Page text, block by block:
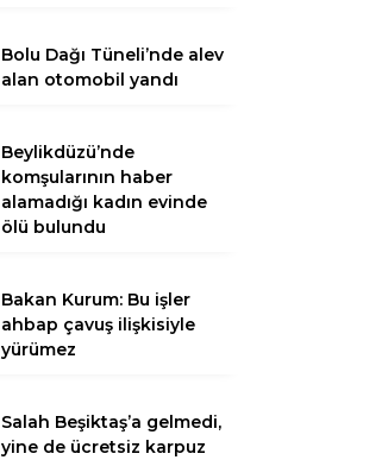
Bolu Dağı Tüneli’nde alev
alan otomobil yandı
Beylikdüzü’nde
komşularının haber
alamadığı kadın evinde
ölü bulundu
Bakan Kurum: Bu işler
ahbap çavuş ilişkisiyle
yürümez
Salah Beşiktaş’a gelmedi,
yine de ücretsiz karpuz